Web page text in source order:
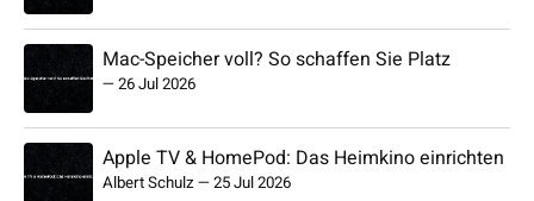
Mac-Speicher voll? So schaffen Sie Platz
—26 Jul 2026
Apple TV & HomePod: Das Heimkino einrichten
Albert Schulz—25 Jul 2026